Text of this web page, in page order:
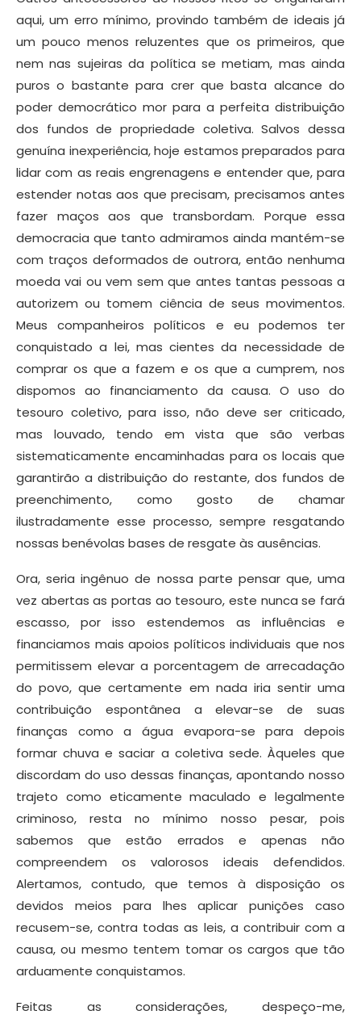
aqui, um erro mínimo, provindo também de ideais já
um pouco menos reluzentes que os primeiros, que
nem nas sujeiras da política se metiam, mas ainda
puros o bastante para crer que basta alcance do
poder democrático mor para a perfeita distribuição
dos fundos de propriedade coletiva. Salvos dessa
genuína inexperiência, hoje estamos preparados para
lidar com as reais engrenagens e entender que, para
estender notas aos que precisam, precisamos antes
fazer maços aos que transbordam. Porque essa
democracia que tanto admiramos ainda mantém-se
com traços deformados de outrora, então nenhuma
moeda vai ou vem sem que antes tantas pessoas a
autorizem ou tomem ciência de seus movimentos.
Meus companheiros políticos e eu podemos ter
conquistado a lei, mas cientes da necessidade de
comprar os que a fazem e os que a cumprem, nos
dispomos ao financiamento da causa. O uso do
tesouro coletivo, para isso, não deve ser criticado,
mas louvado, tendo em vista que são verbas
sistematicamente encaminhadas para os locais que
garantirão a distribuição do restante, dos fundos de
preenchimento, como gosto de chamar
ilustradamente esse processo, sempre resgatando
nossas benévolas bases de resgate às ausências.
Ora, seria ingênuo de nossa parte pensar que, uma
vez abertas as portas ao tesouro, este nunca se fará
escasso, por isso estendemos as influências e
financiamos mais apoios políticos individuais que nos
permitissem elevar a porcentagem de arrecadação
do povo, que certamente em nada iria sentir uma
contribuição espontânea a elevar-se de suas
finanças como a água evapora-se para depois
formar chuva e saciar a coletiva sede. Àqueles que
discordam do uso dessas finanças, apontando nosso
trajeto como eticamente maculado e legalmente
criminoso, resta no mínimo nosso pesar, pois
sabemos que estão errados e apenas não
compreendem os valorosos ideais defendidos.
Alertamos, contudo, que temos à disposição os
devidos meios para lhes aplicar punições caso
recusem-se, contra todas as leis, a contribuir com a
causa, ou mesmo tentem tomar os cargos que tão
arduamente conquistamos.
Feitas as considerações, despeço-me,